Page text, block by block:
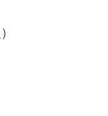
）